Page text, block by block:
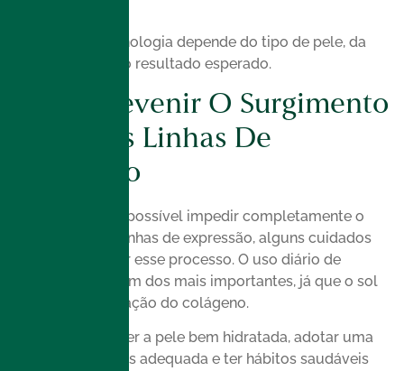
A escolha da tecnologia depende do tipo de pele, da
sensibilidade e do resultado esperado.
Como Prevenir O Surgimento
De Novas Linhas De
Expressão
Embora não seja possível impedir completamente o
surgimento das linhas de expressão, alguns cuidados
ajudam a retardar esse processo. O uso diário de
é um dos mais importantes, já que o sol
acelera a degradação do colágeno.
Além disso, manter a pele bem hidratada, adotar uma
rotina de cuidados adequada e ter hábitos saudáveis